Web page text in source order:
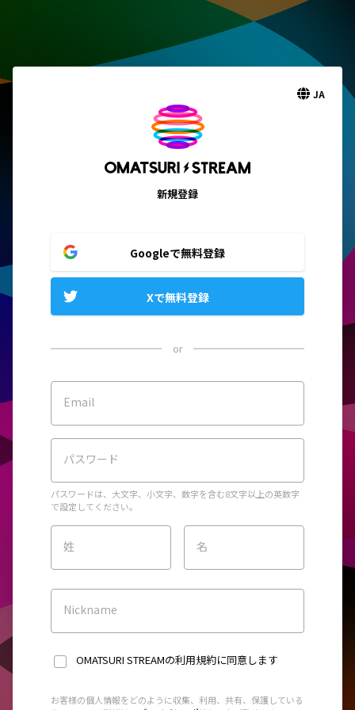
JA
新規登録
Googleで無料登録
Xで無料登録
or
Email
パスワード
パスワードは、大文字、小文字、数字を含む8文字以上の英数字
で設定してください。
姓 名
Nickname
OMATSURI STREAMの利用規約に同意します
お客様の個人情報をどのように収集、利用、共有、保護している